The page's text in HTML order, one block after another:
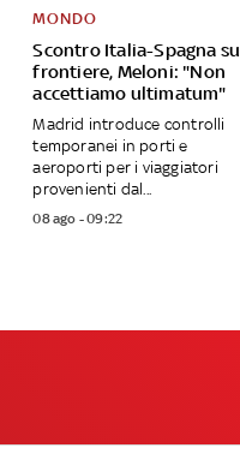
Scontro Italia-Spagna su
frontiere, Meloni: "Non
accettiamo ultimatum"
MONDO
Madrid introduce controlli
temporanei in porti e
aeroporti per i viaggiatori
provenienti dal...
08 ago - 09:22